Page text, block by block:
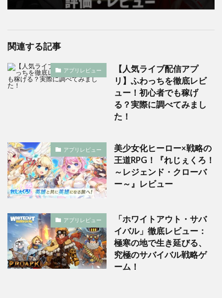
関連する記事
アプリレビュー
【人気ライブ配信アプ
リ】ふわっちを徹底レビ
ュー！初心者でも稼げ
る？実際に調べてみまし
た！
アプリレビュー
美少女化ヒーロー×戦略の
王道RPG！『れじぇくろ！
～レジェンド・クローバ
ー～』レビュー
アプリレビュー
「ホワイトアウト・サバ
イバル」徹底レビュー：
極寒の地で生き延びる、
究極のサバイバル戦略ゲ
ーム！